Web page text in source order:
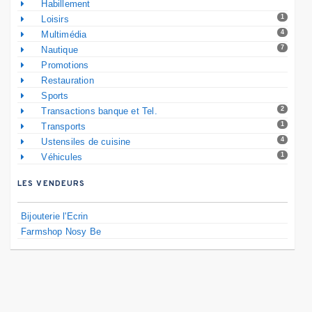
Habillement
1
Loisirs
4
Multimédia
7
Nautique
Promotions
Restauration
Sports
2
Transactions banque et Tel.
1
Transports
4
Ustensiles de cuisine
1
Véhicules
LES VENDEURS
Bijouterie l'Ecrin
Farmshop Nosy Be